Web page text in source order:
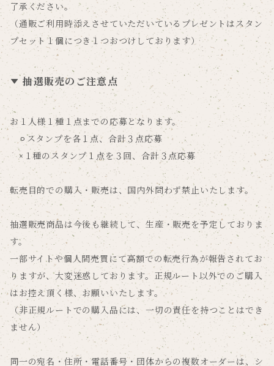
了承ください。
（通販ご利用時添えさせていただいているプレゼントはスタン
プセット１個につき１つおつけしております）
抽選販売のご注意点
お１人様１種１点までの応募となります。
⚪︎スタンプを各１点、合計３点応募
×１種のスタンプ１点を３回、合計３点応募
転売目的での購入・販売は、国内外問わず禁止いたします。
抽選販売商品は今後も継続して、生産・販売を予定しておりま
す。
一部サイトや個人間売買にて高額での転売行為が報告されてお
りますが、大変迷惑しております。正規ルート以外でのご購入
はお控え頂く様、お願いいたします。
（非正規ルートでの購入品には、一切の責任を持つことはでき
ません）
同一の宛名・住所・電話番号・団体からの複数オーダーは、シ